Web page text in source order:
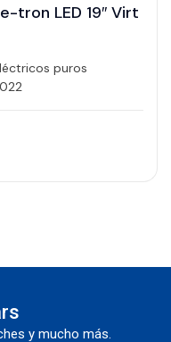
tron LED 19″ Virt
puros
y mucho más.